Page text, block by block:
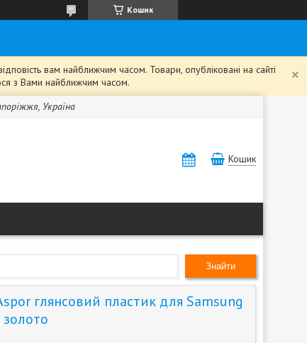
Кошик
вам найближчим часом. Товари, опубліковані на сайті
з Вами найближчим часом.
Україна
Кошик
Знайти
глянсовий пластик для Samsung